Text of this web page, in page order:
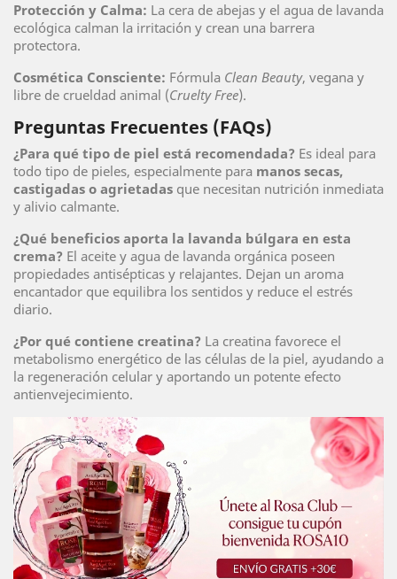
Protección y Calma: La cera de abejas y el agua de lavanda
ecológica calman la irritación y crean una barrera
protectora.
Cosmética Consciente: Fórmula Clean Beauty, vegana y
libre de crueldad animal (Cruelty Free).
Preguntas Frecuentes (FAQs)
¿Para qué tipo de piel está recomendada? Es ideal para
todo tipo de pieles, especialmente para manos secas,
castigadas o agrietadas que necesitan nutrición inmediata
y alivio calmante.
¿Qué beneficios aporta la lavanda búlgara en esta
crema? El aceite y agua de lavanda orgánica poseen
propiedades antisépticas y relajantes. Dejan un aroma
encantador que equilibra los sentidos y reduce el estrés
diario.
¿Por qué contiene creatina? La creatina favorece el
metabolismo energético de las células de la piel, ayudando a
la regeneración celular y aportando un potente efecto
antienvejecimiento.